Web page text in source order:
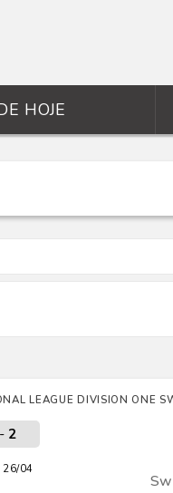
HOJE
LEAGUE DIVISION ONE
2
26/04